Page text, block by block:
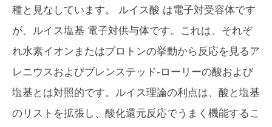
種と見なしています。 ルイス酸 は電子対受容体です
が、 ルイス塩基 電子対供与体です。これは、それぞ
れ水素イオンまたはプロトンの挙動から反応を見るア
レニウスおよびブレンステッド-ローリーの酸および
塩基とは対照的です。ルイス理論の利点は、酸と塩基
のリストを拡張し、酸化還元反応でうまく機能するこ